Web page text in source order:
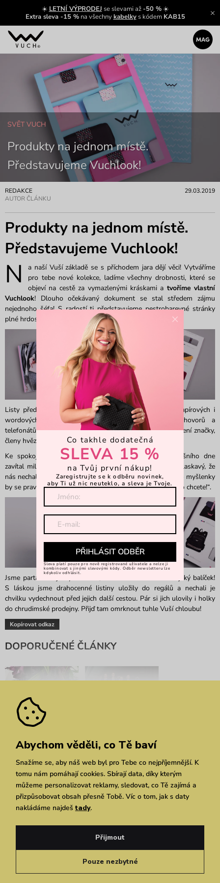
☀️ LETNÍ VÝPRODEJ se slevami až -50 %☀️
Extra sleva -15 %na všechnykabelkys kódem KAB15
SVĚT VUCH
Produkty na jednom místě.
Představujeme Vuchlook!
29.03.2019
REDAKCE
AUTOR ČLÁNKU
Produkty na jednom místě.
Představujeme Vuchlook!
N
a naší Vuší základě se s příchodem jara dějí věci! Vytváříme
pro tebe nové kolekce, ladíme všechny drobnosti, které se
objeví na cestě za vymazlenými kráskami a tvoříme vlastní
Vuchlook! Dlouho očekávaný dokument se stal středem zájmu
nejednoho šéfa! S radostí ti představujeme pestrobarevné stránky
plné hrdosti firmy!
Listy představují desítky probdělých nocí, popsaných papírových i
wordových stránek a pár řekněme rozrušených rozhovorů a
telefonátů. Prezentují výběr produktů za dosavadní působení značky,
členy hvězdného týmu i bohatou historii v číslech!
Ke spokojenosti všech přítomných k nám během dnešního dne
zavítal milý řidič s paletou plnou balíků. Pán byl natolik laskavý, že
nás nechal napospas těžké zásilce a zmizel z dohledu. Jeho myšlenky
by se pravděpodobně daly popsat jako: „Dělejte si s tím, co chcete!“.
Jsme parta nebojácných siláků, takže nás nerozhodí kdejaký balíček!
S láskou jsme drahocenné listiny uložily do regálů a nechali je
chvilku vydechnout před jejich další cestou. Pár si jich ulovily i holky
do chrudimské prodejny. Přijď tam omrknout tuhle Vuší chloubu!
Kopírovat odkaz
DOPORUČENÉ ČLÁNKY
Spojení designu s
Příběh, který se stal
Nová slovenská VUCH
ambasadorka
Abychom věděli, co Tě baví
Snažíme se, aby náš web byl pro Tebe co nejpříjemnější. K
tomu nám pomáhají cookies. Sbírají data, díky kterým
můžeme personalizovat reklamy, sledovat, co Tě zajímá a
přizpůsobovat obsah přesně Tobě. Víc o tom, jak s daty
nakládáme najdeš tady.
Pouze nezbytné
Přijmout
×
Co takhle dodatečná
SLEVA 15 %
na Tvůj první nákup!
Zaregistrujte se k odběru novinek,
aby Ti už nic neuteklo, a sleva je Tvoje.
PŘIHLÁSIT ODBĚR
Sleva platí pouze pro nově registrované uživatele a nelze ji
kombinovat s jinými slevovými kódy. Odběr newsletteru lze
kdykoliv odhlásit.